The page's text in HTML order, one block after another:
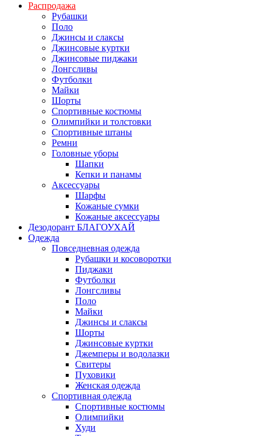
Распродажа
Рубашки
Поло
Джинсы и слаксы
Джинсовые куртки
Джинсовые пиджаки
Лонгсливы
Футболки
Майки
Шорты
Спортивные костюмы
Олимпийки и толстовки
Спортивные штаны
Ремни
Головные уборы
Шапки
Кепки и панамы
Аксессуары
Шарфы
Кожаные сумки
Кожаные аксессуары
Дезодорант БЛАГОУХАЙ
Одежда
Повседневная одежда
Рубашки и косоворотки
Пиджаки
Футболки
Лонгсливы
Поло
Майки
Джинсы и слаксы
Шорты
Джинсовые куртки
Джемперы и водолазки
Свитеры
Пуховики
Женская одежда
Спортивная одежда
Спортивные костюмы
Олимпийки
Худи